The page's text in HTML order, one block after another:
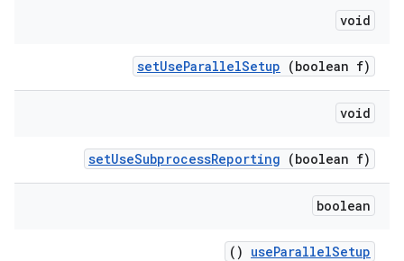
void
setUseParallelSetup (boolean f)
void
setUseSubprocessReporting (boolean f)
boolean
useParallelSetup
()